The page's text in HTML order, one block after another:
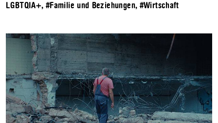
LGBTQIA+, #Familie und Beziehungen, #Wirtschaft